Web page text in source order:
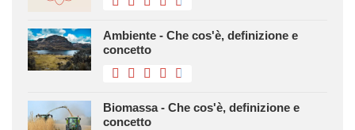
Ambiente - Che cos'è, definizione e
concetto
Biomassa - Che cos'è, definizione e
concetto